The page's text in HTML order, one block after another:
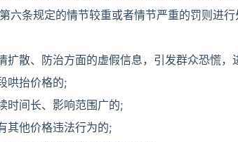
六条规定的情节较重或者情节严重的罚则进
扩散、防治方面的虚假信息，引发群众恐慌，
哄抬价格的;
时间长、影响范围广的;
其他价格违法行为的;